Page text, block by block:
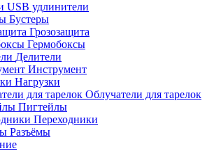
USB удлинители
Бустеры
Грозозащита
Гермобоксы
Делители
Инструмент
Нагрузки
Облучатели для тарелок
Пигтейлы
Переходники
Разъёмы